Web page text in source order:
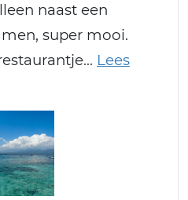
naast een
super mooi.